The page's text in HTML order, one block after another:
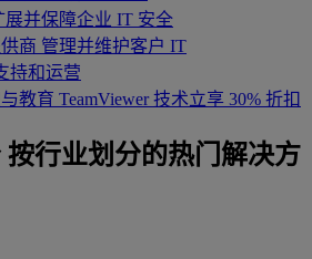
展并保障企业 IT 安全
商 管理并维护客户 IT
持和运营
教育 TeamViewer 技术立享 30% 折扣
按行业划分的热门解决方